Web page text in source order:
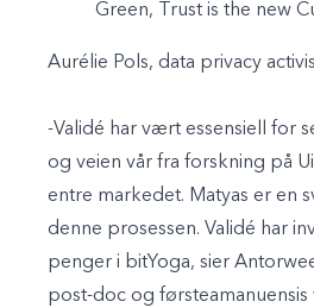
Green, Trust is the new
Aurélie Pols, data privacy
-Validé har vært essensiell for
og veien vår fra forskning på
entre markedet. Matyas er en
denne prosessen. Validé har
penger i bitYoga, sier
post-doc og førsteamanuensis